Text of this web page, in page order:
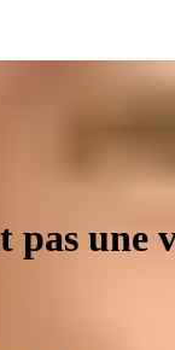
pas